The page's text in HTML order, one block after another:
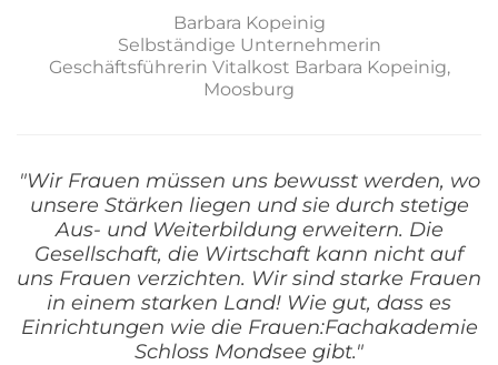
Barbara Kopeinig
Selbständige Unternehmerin
Geschäftsführerin Vitalkost Barbara Kopeinig,
Moosburg
"Wir Frauen müssen uns bewusst werden, wo
unsere Stärken liegen und sie durch stetige
Aus- und Weiterbildung erweitern. Die
Gesellschaft, die Wirtschaft kann nicht auf
uns Frauen verzichten. Wir sind starke Frauen
in einem starken Land! Wie gut, dass es
Einrichtungen wie die Frauen:Fachakademie
Schloss Mondsee gibt."